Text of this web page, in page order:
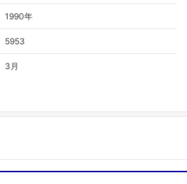
1990年
5953
3月